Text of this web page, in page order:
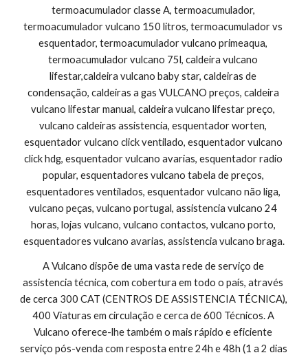
termoacumulador classe A, termoacumulador,
termoacumulador vulcano 150 litros, termoacumulador vs
esquentador, termoacumulador vulcano primeaqua,
termoacumulador vulcano 75l, caldeira vulcano
lifestar,caldeira vulcano baby star, caldeiras de
condensação, caldeiras a gas VULCANO preços, caldeira
vulcano lifestar manual, caldeira vulcano lifestar preço,
vulcano caldeiras assistencia, esquentador worten,
esquentador vulcano click ventilado, esquentador vulcano
click hdg, esquentador vulcano avarias, esquentador radio
popular, esquentadores vulcano tabela de preços,
esquentadores ventilados, esquentador vulcano não liga,
vulcano peças, vulcano portugal, assistencia vulcano 24
horas, lojas vulcano, vulcano contactos, vulcano porto,
esquentadores vulcano avarias, assistencia vulcano braga.
A Vulcano dispõe de uma vasta rede de serviço de
assistencia técnica, com cobertura em todo o país, através
de cerca 300 CAT (CENTROS DE ASSISTENCIA TÉCNICA),
400 Viaturas em circulação e cerca de 600 Técnicos. A
Vulcano oferece-lhe também o mais rápido e eficiente
serviço pós-venda com resposta entre 24h e 48h (1 a 2 dias